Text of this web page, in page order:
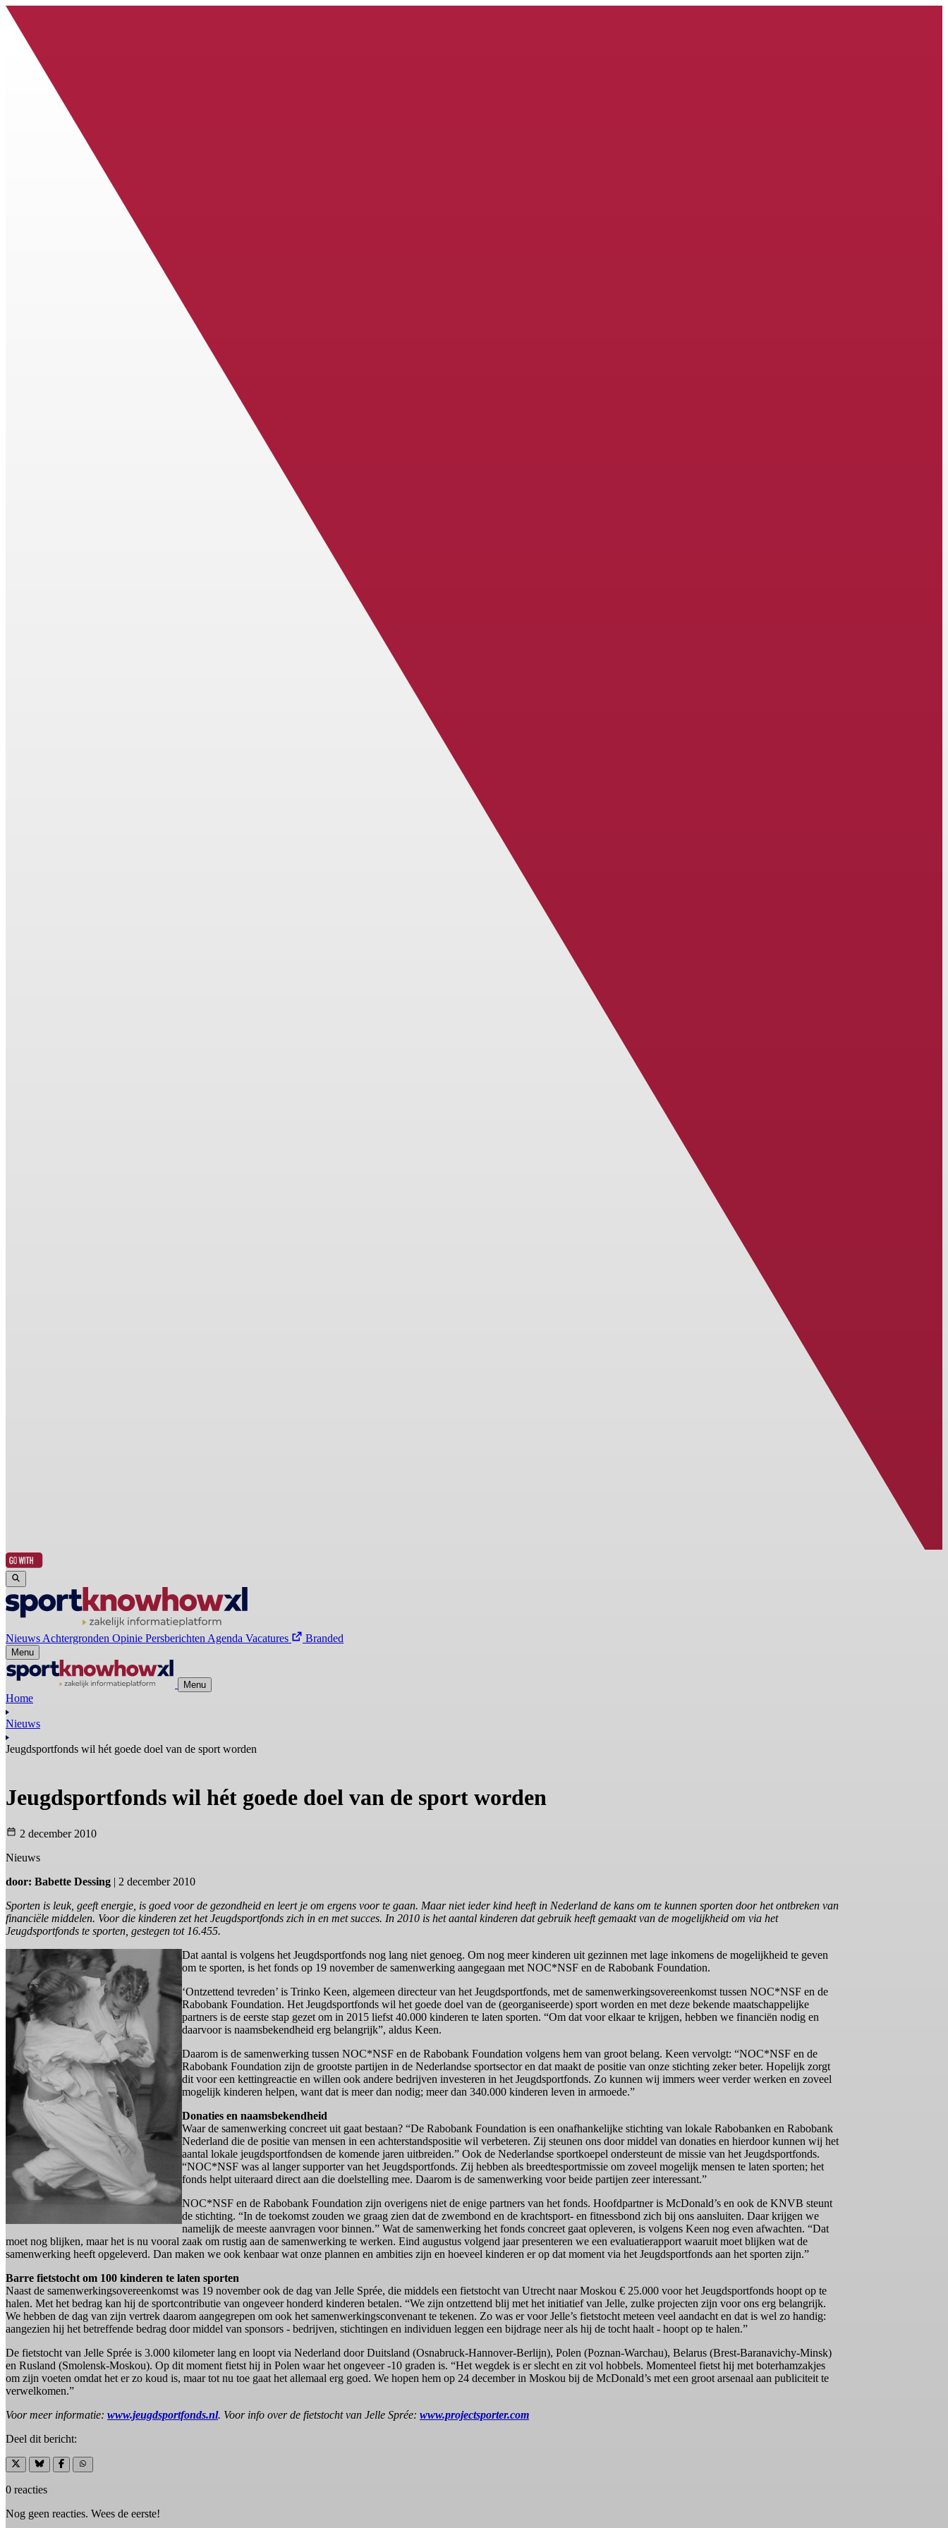
Nieuws Achtergronden Opinie Persberichten Agenda Vacatures Branded
Menu
Menu
Home
Nieuws
Jeugdsportfonds wil hét goede doel van de sport worden
Jeugdsportfonds wil hét goede doel van de sport worden
2 december 2010
Nieuws
door: Babette Dessing | 2 december 2010
Sporten is leuk, geeft energie, is goed voor de gezondheid en leert je om ergens voor te gaan. Maar niet ieder kind heeft in Nederland de kans om te kunnen sporten door het ontbreken van
financiële middelen. Voor die kinderen zet het Jeugdsportfonds zich in en met succes. In 2010 is het aantal kinderen dat gebruik heeft gemaakt van de mogelijkheid om via het
Jeugdsportfonds te sporten, gestegen tot 16.455.
Dat aantal is volgens het Jeugdsportfonds nog lang niet genoeg. Om nog meer kinderen uit gezinnen met lage inkomens de mogelijkheid te geven
om te sporten, is het fonds op 19 november de samenwerking aangegaan met NOC*NSF en de Rabobank Foundation.
‘Ontzettend tevreden’ is Trinko Keen, algemeen directeur van het Jeugdsportfonds, met de samenwerkingsovereenkomst tussen NOC*NSF en de
Rabobank Foundation. Het Jeugdsportfonds wil het goede doel van de (georganiseerde) sport worden en met deze bekende maatschappelijke
partners is de eerste stap gezet om in 2015 liefst 40.000 kinderen te laten sporten. “Om dat voor elkaar te krijgen, hebben we financiën nodig en
daarvoor is naamsbekendheid erg belangrijk”, aldus Keen.
Daarom is de samenwerking tussen NOC*NSF en de Rabobank Foundation volgens hem van groot belang. Keen vervolgt: “NOC*NSF en de
Rabobank Foundation zijn de grootste partijen in de Nederlandse sportsector en dat maakt de positie van onze stichting zeker beter. Hopelijk zorgt
dit voor een kettingreactie en willen ook andere bedrijven investeren in het Jeugdsportfonds. Zo kunnen wij immers weer verder werken en zoveel
mogelijk kinderen helpen, want dat is meer dan nodig; meer dan 340.000 kinderen leven in armoede.”
Donaties en naamsbekendheid
Waar de samenwerking concreet uit gaat bestaan? “De Rabobank Foundation is een onafhankelijke stichting van lokale Rabobanken en Rabobank
Nederland die de positie van mensen in een achterstandspositie wil verbeteren. Zij steunen ons door middel van donaties en hierdoor kunnen wij het
aantal lokale jeugdsportfondsen de komende jaren uitbreiden.” Ook de Nederlandse sportkoepel ondersteunt de missie van het Jeugdsportfonds.
“NOC*NSF was al langer supporter van het Jeugdsportfonds. Zij hebben als breedtesportmissie om zoveel mogelijk mensen te laten sporten; het
fonds helpt uiteraard direct aan die doelstelling mee. Daarom is de samenwerking voor beide partijen zeer interessant.”
NOC*NSF en de Rabobank Foundation zijn overigens niet de enige partners van het fonds. Hoofdpartner is McDonald’s en ook de KNVB steunt
de stichting. “In de toekomst zouden we graag zien dat de zwembond en de krachtsport- en fitnessbond zich bij ons aansluiten. Daar krijgen we
namelijk de meeste aanvragen voor binnen.” Wat de samenwerking het fonds concreet gaat opleveren, is volgens Keen nog even afwachten. “Dat
moet nog blijken, maar het is nu vooral zaak om rustig aan de samenwerking te werken. Eind augustus volgend jaar presenteren we een evaluatierapport waaruit moet blijken wat de
samenwerking heeft opgeleverd. Dan maken we ook kenbaar wat onze plannen en ambities zijn en hoeveel kinderen er op dat moment via het Jeugdsportfonds aan het sporten zijn.”
Barre fietstocht om 100 kinderen te laten sporten
Naast de samenwerkingsovereenkomst was 19 november ook de dag van Jelle Sprée, die middels een fietstocht van Utrecht naar Moskou € 25.000 voor het Jeugdsportfonds hoopt op te
halen. Met het bedrag kan hij de sportcontributie van ongeveer honderd kinderen betalen. “We zijn ontzettend blij met het initiatief van Jelle, zulke projecten zijn voor ons erg belangrijk.
We hebben de dag van zijn vertrek daarom aangegrepen om ook het samenwerkingsconvenant te tekenen. Zo was er voor Jelle’s fietstocht meteen veel aandacht en dat is wel zo handig:
aangezien hij het betreffende bedrag door middel van sponsors - bedrijven, stichtingen en individuen leggen een bijdrage neer als hij de tocht haalt - hoopt op te halen.”
De fietstocht van Jelle Sprée is 3.000 kilometer lang en loopt via Nederland door Duitsland (Osnabruck-Hannover-Berlijn), Polen (Poznan-Warchau), Belarus (Brest-Baranavichy-Minsk)
en Rusland (Smolensk-Moskou). Op dit moment fietst hij in Polen waar het ongeveer -10 graden is. “Het wegdek is er slecht en zit vol hobbels. Momenteel fietst hij met boterhamzakjes
om zijn voeten omdat het er zo koud is, maar tot nu toe gaat het allemaal erg goed. We hopen hem op 24 december in Moskou bij de McDonald’s met een groot arsenaal aan publiciteit te
verwelkomen.”
Voor meer informatie: www.jeugdsportfonds.nl. Voor info over de fietstocht van Jelle Sprée: www.projectsporter.com
Deel dit bericht:
0 reacties
Nog geen reacties. Wees de eerste!